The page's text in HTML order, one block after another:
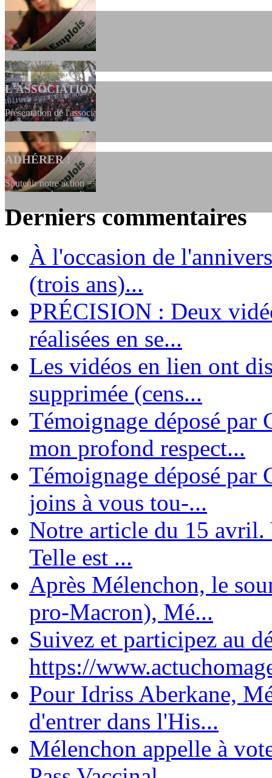
L'ASSOCIATION
Présentation de l'association et de sa charte qui encadre nos actions
ADHÉRER !
Soutenir notre action ==> Si vous souhaitez adhérer à
dessous, en le remplissant et en...
En 2004, une dizaine de personnes contribuèrent au lancement de
dernières années. L'aventure se pou...
Derniers commentaires
À l'occasion de
(trois ans)...
PRÉCISION : Deux
réalisées en se...
Les vidéos en lien ont
supprimée (cens...
Témoignage déposé par
mon profond respect...
Témoignage déposé par
joins à vous tou-...
Notre article du 15 avril.
Telle est ...
Après Mélenchon, le
pro-Macron), Mé...
Suivez et participez au
https://
Pour Idriss Aberkane,
d'entrer dans l'His...
Mélenchon appelle à